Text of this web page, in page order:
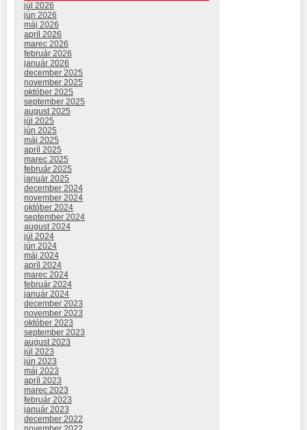
júl 2026
jún 2026
máj 2026
apríl 2026
marec 2026
február 2026
január 2026
december 2025
november 2025
október 2025
september 2025
august 2025
júl 2025
jún 2025
máj 2025
apríl 2025
marec 2025
február 2025
január 2025
december 2024
november 2024
október 2024
september 2024
august 2024
júl 2024
jún 2024
máj 2024
apríl 2024
marec 2024
február 2024
január 2024
december 2023
november 2023
október 2023
september 2023
august 2023
júl 2023
jún 2023
máj 2023
apríl 2023
marec 2023
február 2023
január 2023
december 2022